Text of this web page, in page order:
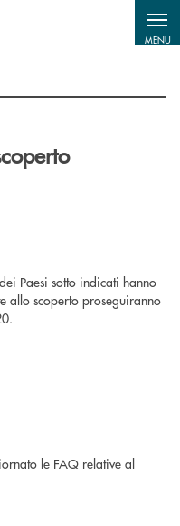
MENU
Paesi sotto indicati hanno
allo scoperto proseguiranno
le FAQ relative al